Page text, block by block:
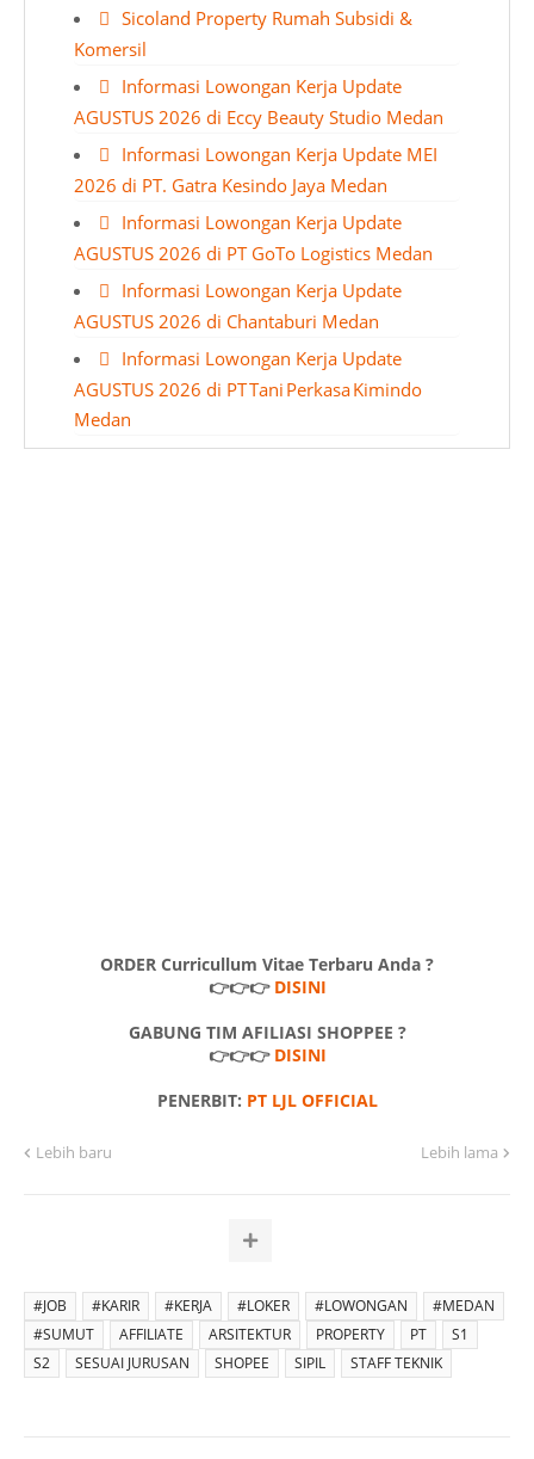
Sicoland Property Rumah Subsidi &
Komersil
Informasi Lowongan Kerja Update
AGUSTUS 2026 di Eccy Beauty Studio Medan
Informasi Lowongan Kerja Update MEI
2026 di PT. Gatra Kesindo Jaya Medan
Informasi Lowongan Kerja Update
AGUSTUS 2026 di PT GoTo Logistics Medan
Informasi Lowongan Kerja Update
AGUSTUS 2026 di Chantaburi Medan
Informasi Lowongan Kerja Update
AGUSTUS 2026 di PT Tani Perkasa Kimindo
Medan
ORDER Curricullum Vitae Terbaru Anda ?
👉👉👉 DISINI
GABUNG TIM AFILIASI SHOPPEE ?
👉👉👉 DISINI
PENERBIT: PT LJL OFFICIAL
Lebih baru Lebih lama
#JOB #KARIR #KERJA #LOKER #LOWONGAN
#MEDAN
#SUMUT
AFFILIATE ARSITEKTUR PROPERTY PT
S1
S2
SESUAI JURUSAN SHOPEE SIPIL STAFF TEKNIK